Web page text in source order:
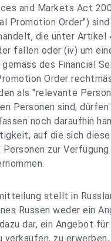
and Markets Act
Promotion Order")
die unter Artikel
fallen oder (iv) um
des Financial
Order
als "relevante
Personen sind,
noch daraufhin
auf die sich
zur
stellt in
Russen weder ein
dar, ein Angebot
verkaufen, zu